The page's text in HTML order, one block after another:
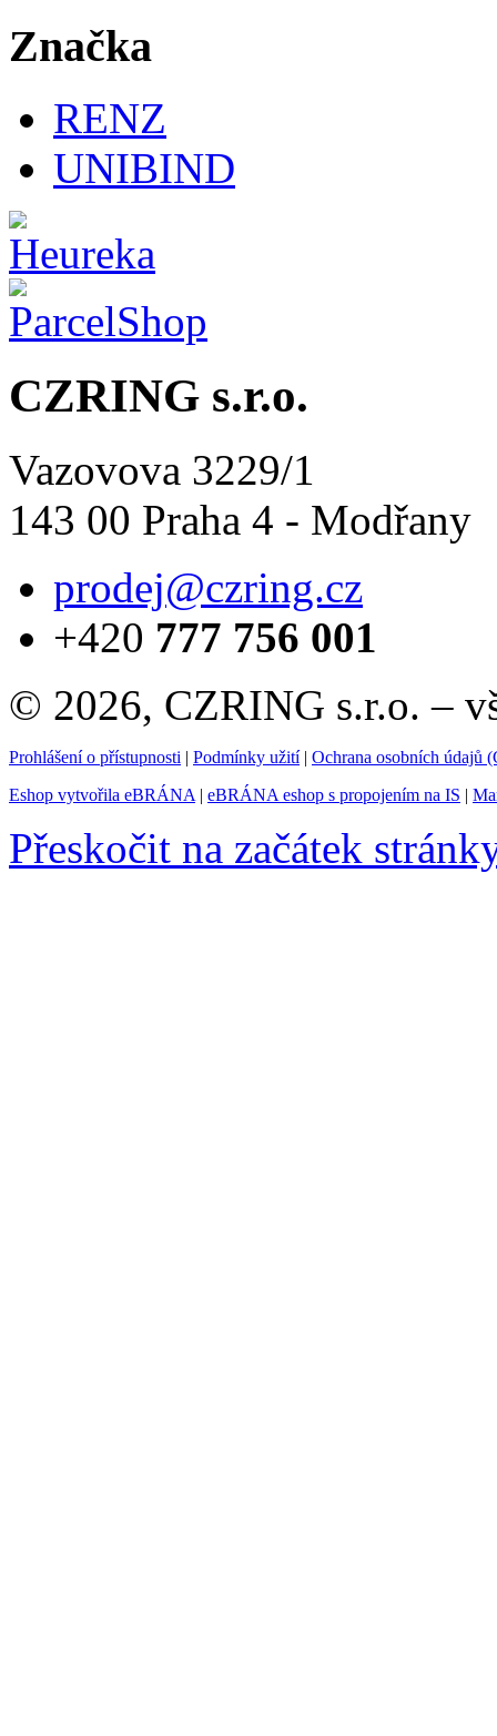
Značka
RENZ
UNIBIND
CZRING s.r.o.
Vazovova 3229/1
143 00 Praha 4 - Modřany
prodej@czring.cz
+420 777 756 001
© 2026, CZRING s.r.o. –
Prohlášení o přístupnosti | Podmínky užití| Ochrana osobních údajů
Eshop vytvořila eBRÁNA | eBRÁNA eshop s propojením na IS |
Přeskočit na začátek